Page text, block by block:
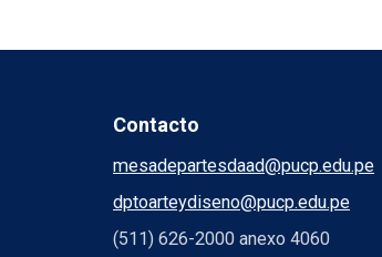
Contacto
mesadepartesdaad@pucp.edu.pe
dptoarteydiseno@pucp.edu.pe
(511) 626-2000 anexo 4060